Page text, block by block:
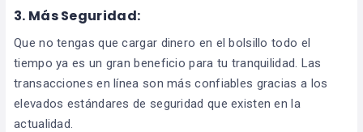
3. Más Seguridad:
Que no tengas que cargar dinero en el bolsillo todo el
tiempo ya es un gran beneficio para tu tranquilidad. Las
transacciones en línea son más confiables gracias a los
elevados estándares de seguridad que existen en la
actualidad.